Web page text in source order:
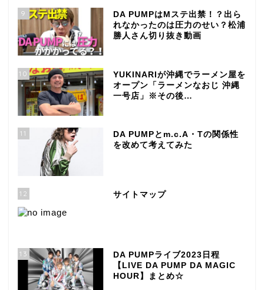
9
DA PUMPはMステ出禁！？出ら
れなかったのは圧力のせい？松浦
勝人さん切り抜き動画
10
YUKINARIが沖縄でラーメン屋を
オープン「ラーメンなおじ 沖縄
一号店」※その後…
11
DA PUMPとm.c.A・Tの関係性
を改めて考えてみた
12 サイトマップ
13
DA PUMPライブ2023日程
【LIVE DA PUMP DA MAGIC
HOUR】まとめ☆